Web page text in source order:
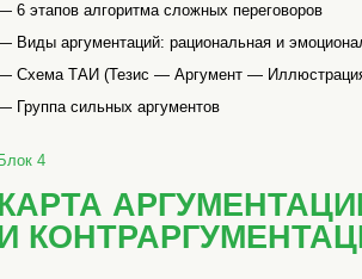
6 этапов алгоритма сложных переговоров
Виды аргументаций: рациональная и
Схема ТАИ (Тезис — Аргумент —
Группа сильных аргументов
4